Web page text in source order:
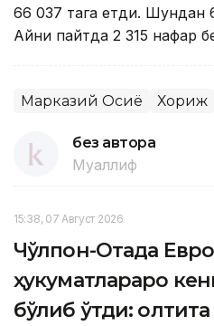
66 037 тага етди. Шундан
Айни пайтда 2 315 нафар
Марказий Осиё Хориж
без автора
Муаллиф
15:38, 07 Август 2026
Чўлпон-Отада
ҳукуматлараро
бўлиб ўтди: